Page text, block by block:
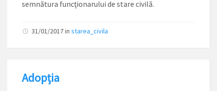
semnătura funcţionarului de stare civilă.
31/01/2017in starea_civila
Adopția